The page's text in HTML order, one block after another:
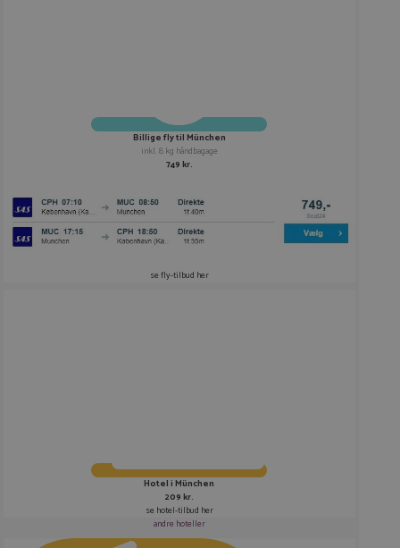
Billige fly til München
inkl. 8 kg håndbagage
749 kr.
se fly-tilbud her
Hotel i München
209 kr.
se hotel-tilbud her
andre hoteller